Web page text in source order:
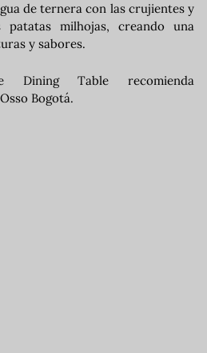
de ternera con las crujientes y
patatas milhojas, creando una
y sabores.
Table recomienda
Bogotá.